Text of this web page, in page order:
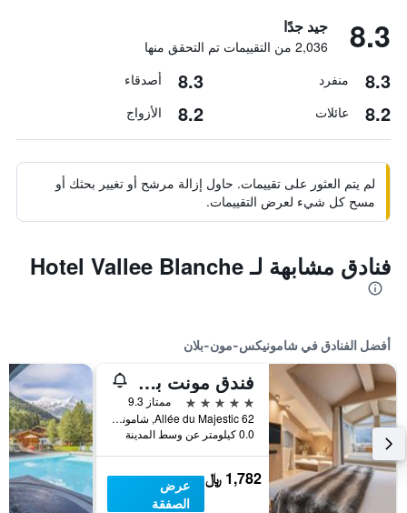
8.3 جيد جدًا
2,036 من التقييمات تم التحقق منها
8.3 منفرد 8.3 أصدقاء
8.2 عائلات 8.2 الأزواج
لم يتم العثور على تقييمات. حاول إزالة مرشح أو تغيير بحثك أو
مسح كل شيء لعرض التقييمات.
فنادق مشابهة لـ Hotel Vallee Blanche
أفضل الفنادق في شامونيكس-مون-بلان
فندق مونت بلانك شاموني
5 نجوم
ممتاز 9.3
62 Allée du Majestic, شامونيكس-مون-بلان, إقليم سافوا العليا, فرنسا
0.0 كيلومتر عن وسط المدينة
1,782 ﷼
عرض
الصفقة